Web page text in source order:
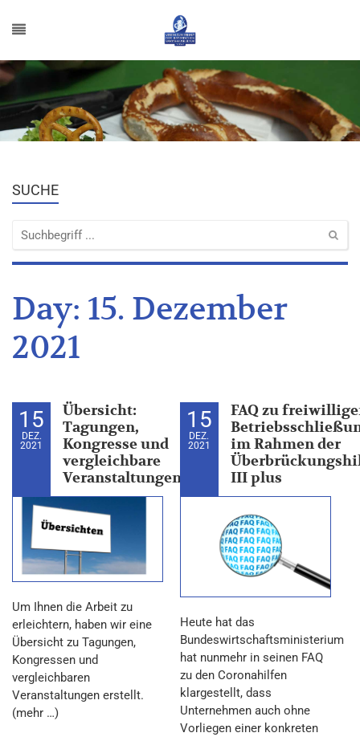
SUCHE
Day: 15. Dezember
2021
15
DEZ.
2021
Übersicht:
Tagungen,
Kongresse und
vergleichbare
Veranstaltungen
Um Ihnen die Arbeit zu
erleichtern, haben wir eine
Übersicht zu Tagungen,
Kongressen und
vergleichbaren
Veranstaltungen erstellt.
(mehr …)
15
DEZ.
2021
FAQ zu
im Rahmen der
III plus
Heute hat das
Bundeswirtschaftsministerium
hat nunmehr in seinen FAQ
zu den Coronahilfen
klargestellt, dass
Unternehmen auch ohne
Vorliegen einer konkreten